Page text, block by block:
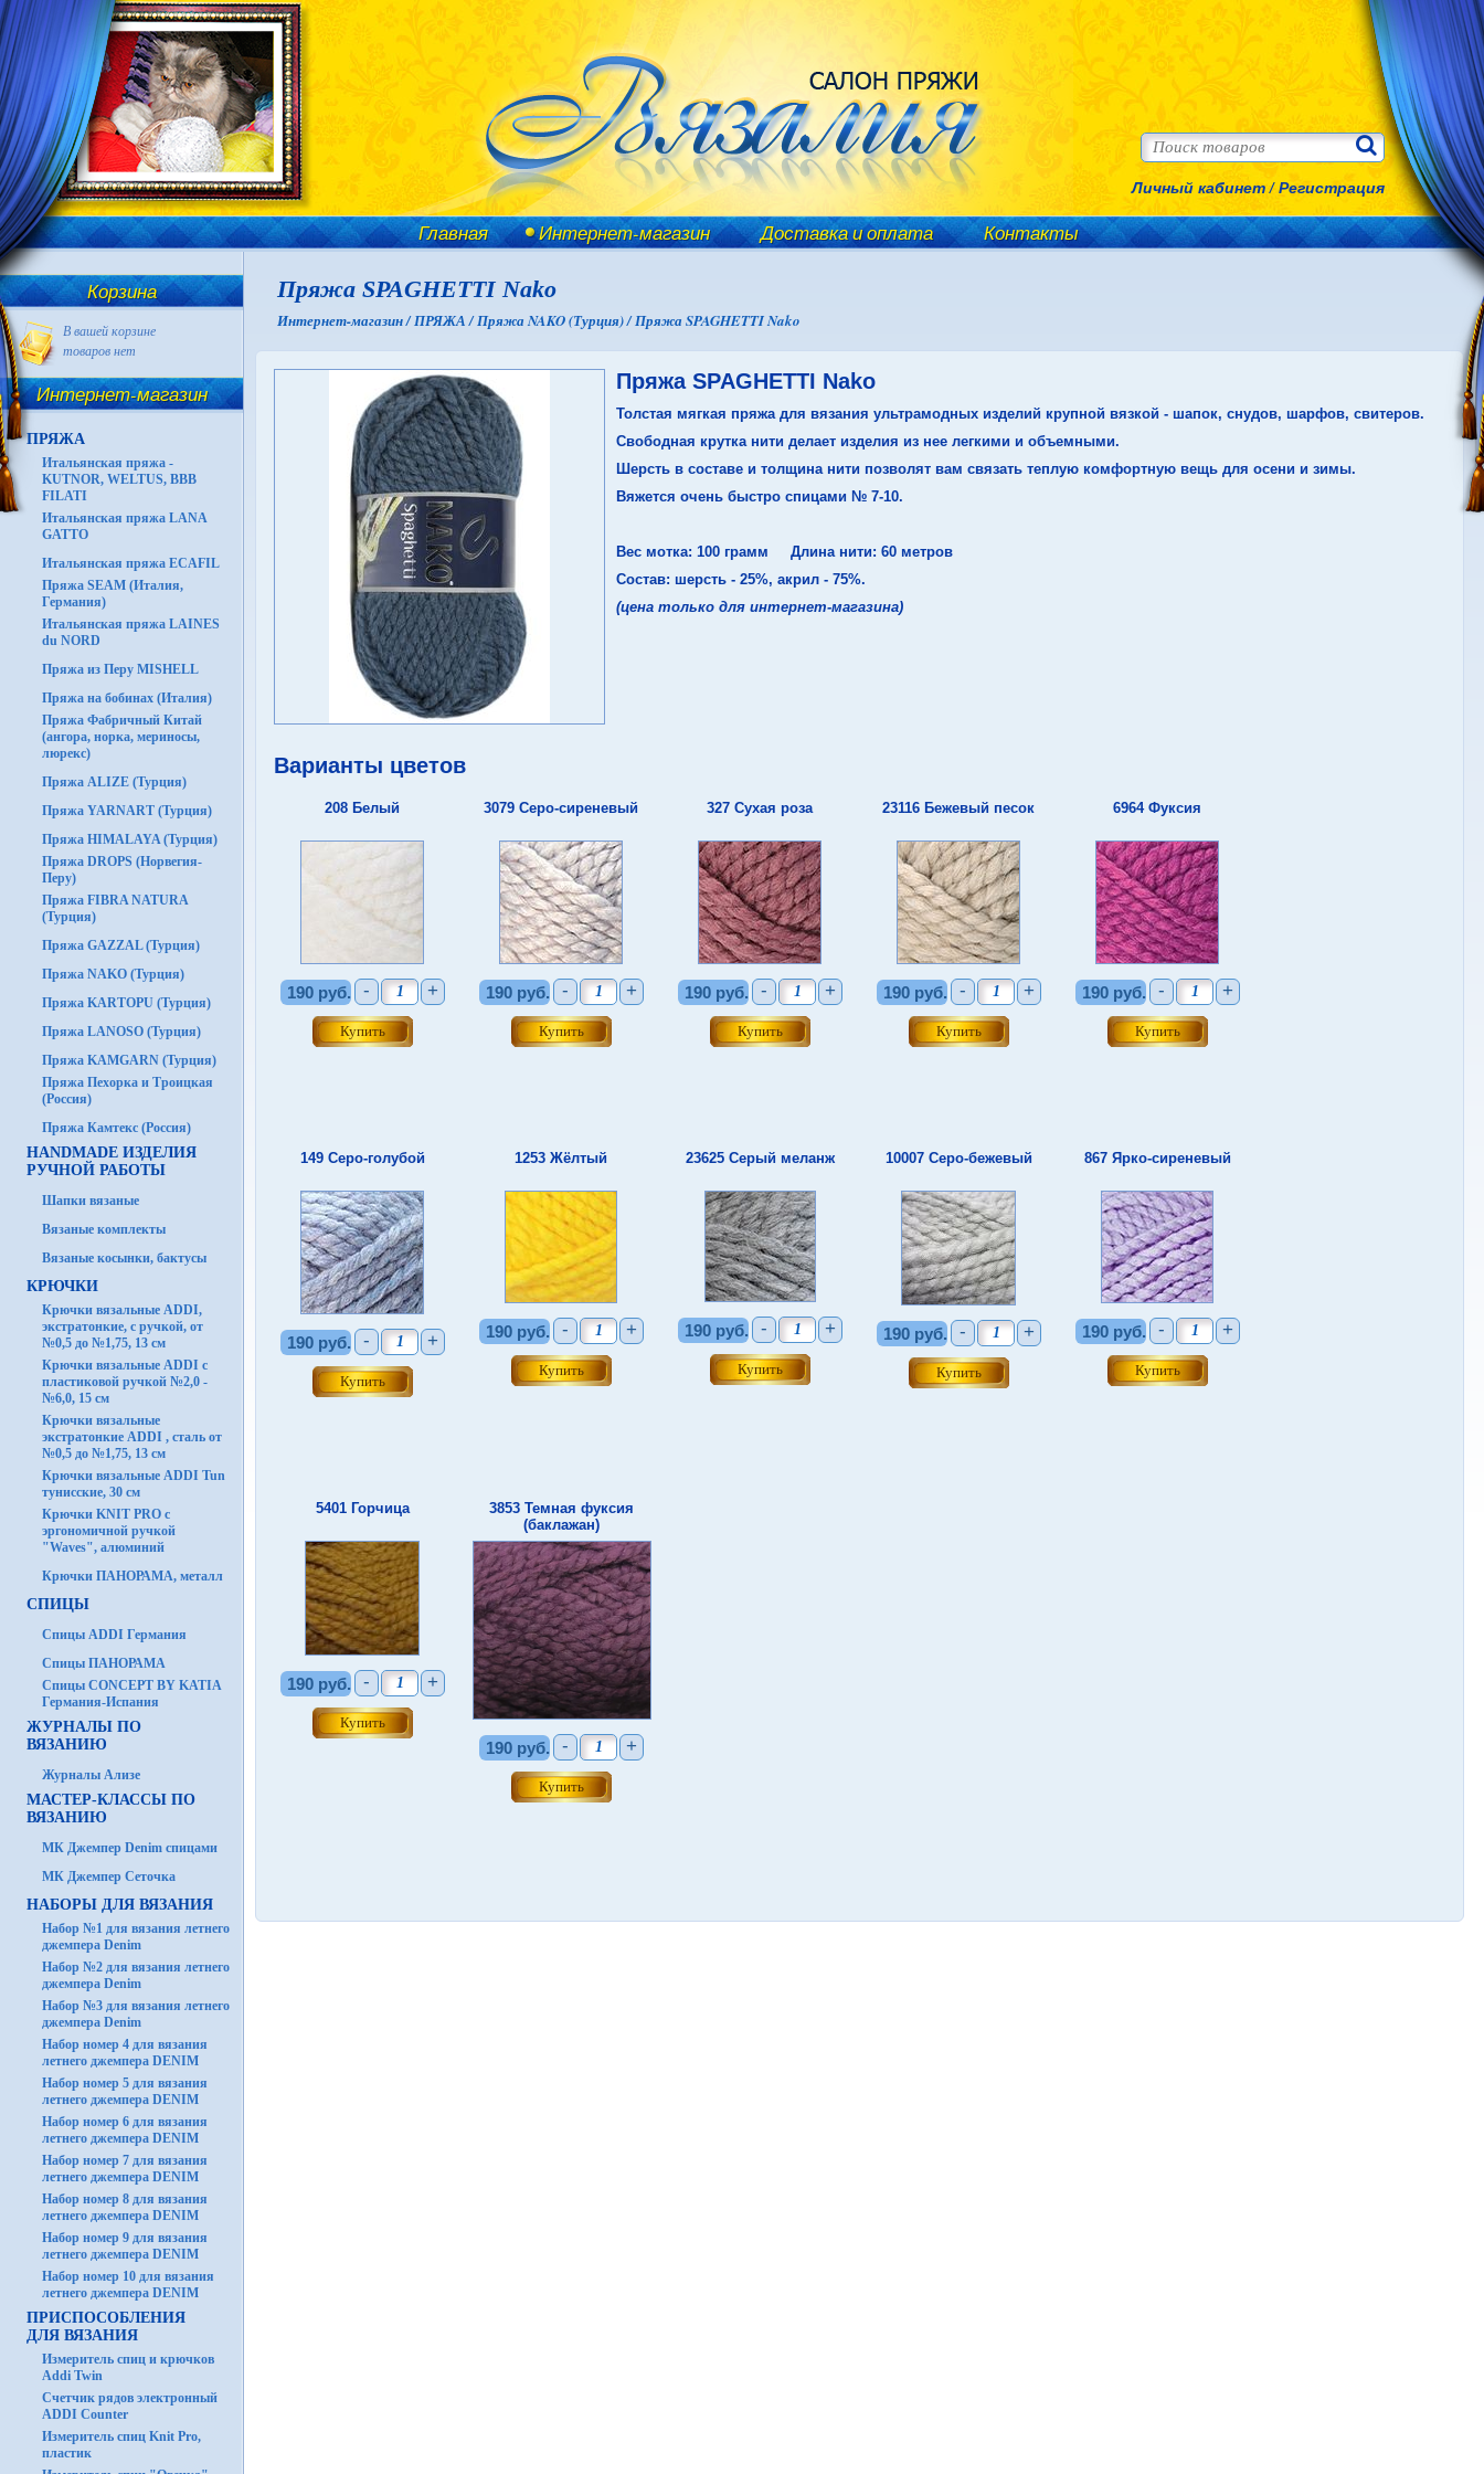
Личный кабинет/Регистрация
Главная Интернет-магазин Доставка и оплата Контакты
Корзина
В вашей корзине
товаров нет
Интернет-магазин
ПРЯЖА
Итальянская пряжа -
KUTNOR, WELTUS, BBB
FILATI
Итальянская пряжа LANA
GATTO
Итальянская пряжа ECAFIL
Пряжа SEAM (Италия,
Германия)
Итальянская пряжа LAINES
du NORD
Пряжа из Перу MISHELL
Пряжа на бобинах (Италия)
Пряжа Фабричный Китай
(ангора, норка, мериносы,
люрекс)
Пряжа ALIZE (Турция)
Пряжа YARNART (Турция)
Пряжа HIMALAYA (Турция)
Пряжа DROPS (Норвегия-
Перу)
Пряжа FIBRA NATURA
(Турция)
Пряжа GAZZAL (Турция)
Пряжа NAKO (Турция)
Пряжа KARTOPU (Турция)
Пряжа LANOSO (Турция)
Пряжа KAMGARN (Турция)
Пряжа Пехорка и Троицкая
(Россия)
Пряжа Камтекс (Россия)
HANDMADE ИЗДЕЛИЯ
РУЧНОЙ РАБОТЫ
Шапки вязаные
Вязаные комплекты
Вязаные косынки, бактусы
КРЮЧКИ
Крючки вязальные ADDI,
экстратонкие, с ручкой, от
№0,5 до №1,75, 13 см
Крючки вязальные ADDI с
пластиковой ручкой №2,0 -
№6,0, 15 см
Крючки вязальные
экстратонкие ADDI , сталь от
№0,5 до №1,75, 13 см
Крючки вязальные ADDI Tun
тунисские, 30 см
Крючки KNIT PRO с
эргономичной ручкой
"Waves", алюминий
Крючки ПАНОРАМА, металл
СПИЦЫ
Спицы ADDI Германия
Спицы ПАНОРАМА
Спицы CONCEPT BY KATIA
Германия-Испания
ЖУРНАЛЫ ПО
ВЯЗАНИЮ
Журналы Ализе
МАСТЕР-КЛАССЫ ПО
ВЯЗАНИЮ
МК Джемпер Denim спицами
МК Джемпер Сеточка
НАБОРЫ ДЛЯ ВЯЗАНИЯ
Набор №1 для вязания летнего
джемпера Denim
Набор №2 для вязания летнего
джемпера Denim
Набор №3 для вязания летнего
джемпера Denim
Набор номер 4 для вязания
летнего джемпера DENIM
Набор номер 5 для вязания
летнего джемпера DENIM
Набор номер 6 для вязания
летнего джемпера DENIM
Набор номер 7 для вязания
летнего джемпера DENIM
Набор номер 8 для вязания
летнего джемпера DENIM
Набор номер 9 для вязания
летнего джемпера DENIM
Набор номер 10 для вязания
летнего джемпера DENIM
ПРИСПОСОБЛЕНИЯ
ДЛЯ ВЯЗАНИЯ
Измеритель спиц и крючков
Addi Twin
Счетчик рядов электронный
ADDI Counter
Измеритель спиц Knit Pro,
пластик
Пряжа SPAGHETTI Nako
Интернет-магазин /ПРЯЖА /Пряжа NAKO (Турция) /Пряжа SPAGHETTI Nako
Пряжа SPAGHETTI Nako
Толстая мягкая пряжа для вязания ультрамодных изделий крупной вязкой - шапок, снудов, шарфов, свитеров.
Свободная крутка нити делает изделия из нее легкими и объемными.
Шерсть в составе и толщина нити позволят вам связать теплую комфортную вещь для осени и зимы.
Вяжется очень быстро спицами № 7-10.
Вес мотка: 100 грамм Длина нити: 60 метров
Состав: шерсть - 25%, акрил - 75%.
(цена только для интернет-магазина)
Варианты цветов
208 Белый
190 руб. - +
3079 Серо-сиреневый
190 руб. - +
327 Сухая роза
190 руб. - +
23116 Бежевый песок
190 руб. - +
6964 Фуксия
190 руб. - +
149 Серо-голубой
190 руб. - +
1253 Жёлтый
190 руб. - +
23625 Серый меланж
190 руб. - +
10007 Серо-бежевый
190 руб. - +
867 Ярко-сиреневый
190 руб. - +
5401 Горчица
190 руб. - +
3853 Темная фуксия
(баклажан)
190 руб. - +